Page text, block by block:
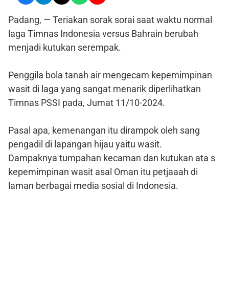
Padang, — Teriakan sorak sorai saat waktu normal
laga Timnas Indonesia versus Bahrain berubah
menjadi kutukan serempak.
Penggila bola tanah air mengecam kepemimpinan
wasit di laga yang sangat menarik diperlihatkan
Timnas PSSI pada, Jumat 11/10-2024.
Pasal apa, kemenangan itu dirampok oleh sang
pengadil di lapangan hijau yaitu wasit.
Dampaknya tumpahan kecaman dan kutukan ata s
kepemimpinan wasit asal Oman itu petjaaah di
laman berbagai media sosial di Indonesia.